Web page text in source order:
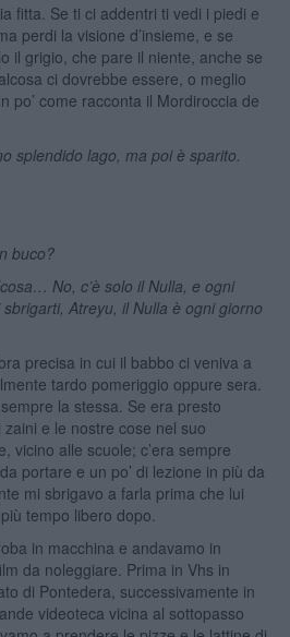
fitta. Se ti ci addentri ti vedi i piedi e
perdi la visione d’insieme, e se
il grigio, che pare il niente, anche se
ci dovrebbe essere, o meglio
po’ come racconta il Mordiroccia de
splendido lago, ma poi è sparito.
buco?
No, c’è solo il Nulla, e ogni
Atreyu, il Nulla è ogni giorno
precisa in cui il babbo ci veniva a
tardo pomeriggio oppure sera.
la stessa. Se era presto
e le nostre cose nel suo
vicino alle scuole; c’era sempre
portare e un po’ di lezione in più da
mi sbrigavo a farla prima che lui
tempo libero dopo.
in macchina e andavamo in
da noleggiare. Prima in Vhs in
di Pontedera, successivamente in
videoteca vicina al sottopasso